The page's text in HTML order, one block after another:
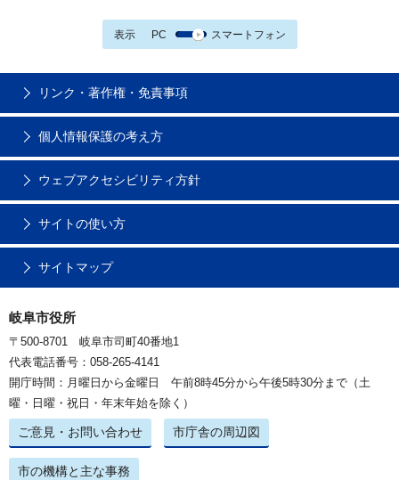
表示 PC スマートフォン
リンク・著作権・免責事項
個人情報保護の考え方
ウェブアクセシビリティ方針
サイトの使い方
サイトマップ
岐阜市役所
〒500-8701 岐阜市司町40番地1
代表電話番号：058-265-4141
開庁時間：月曜日から金曜日 午前8時45分から午後5時30分まで（土
曜・日曜・祝日・年末年始を除く）
ご意見・お問い合わせ 市庁舎の周辺図
市の機構と主な事務